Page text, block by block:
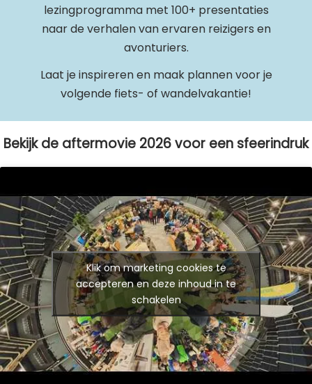
lezingprogramma met 100+ presentaties
naar de verhalen van ervaren reizigers en
avonturiers.
Laat je inspireren en maak plannen voor je
volgende fiets- of wandelvakantie!
Bekijk de aftermovie 2026 voor een sfeerindruk
Klik om marketing cookies te
accepteren en deze inhoud in te
schakelen